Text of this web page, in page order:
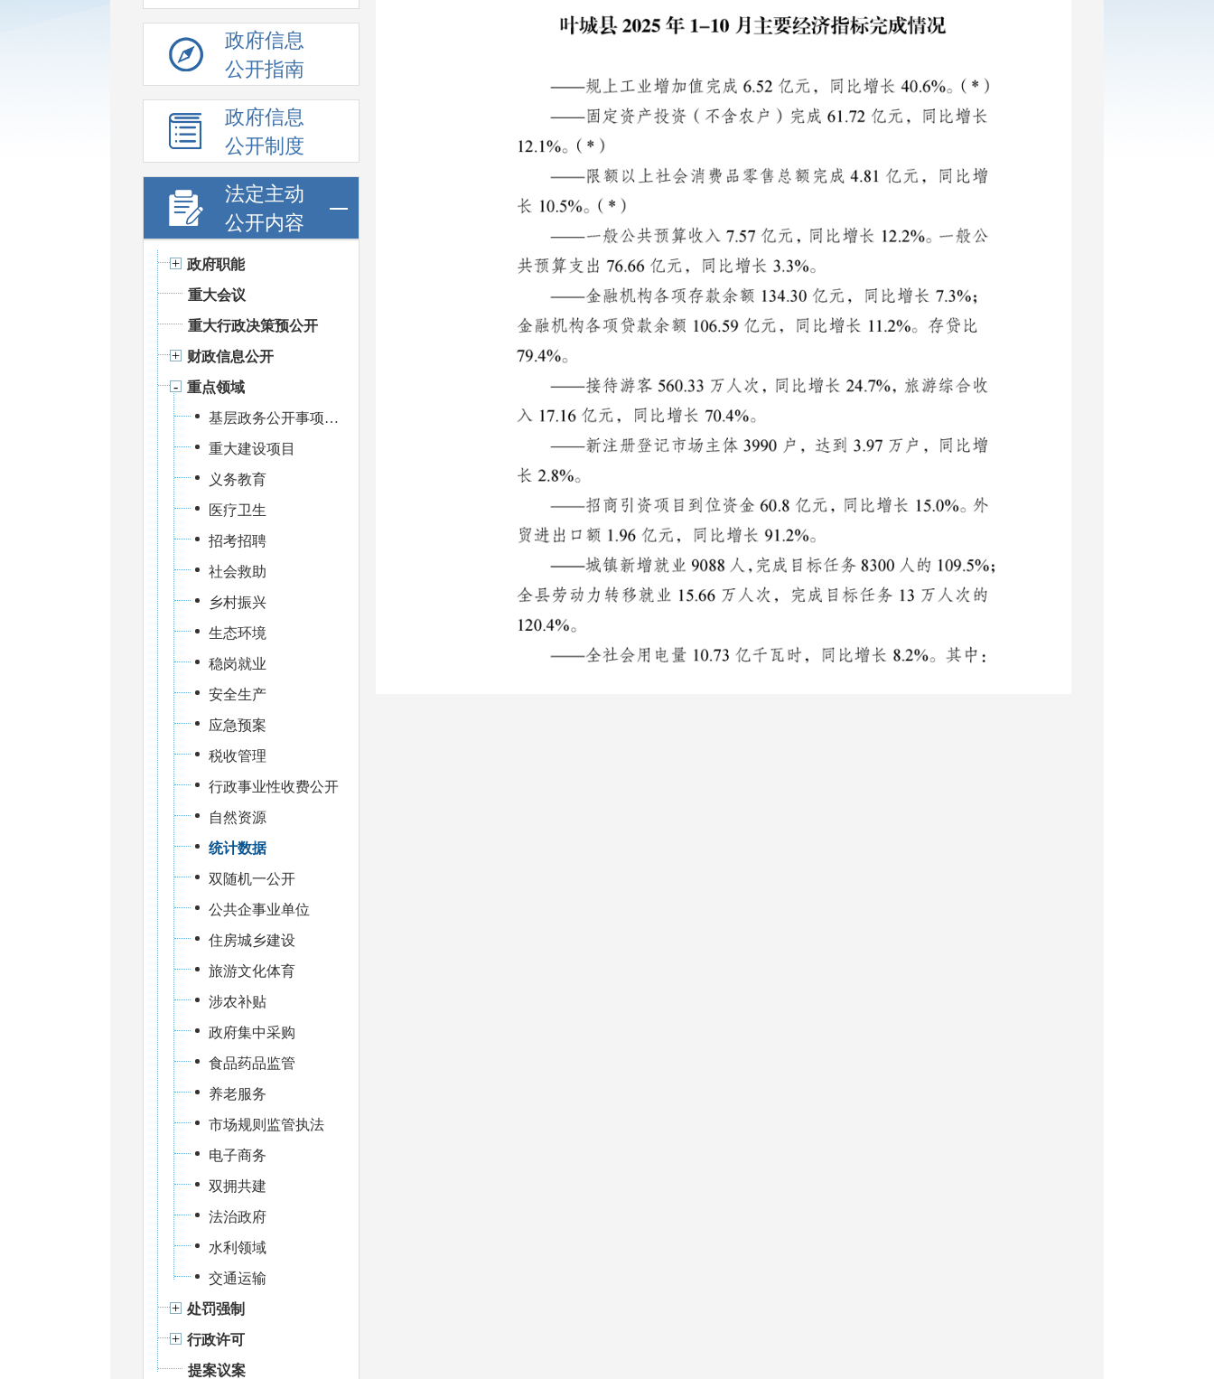
政府信息
公开指南
政府信息
公开制度
法定主动
公开内容
政府职能
重大会议
重大行政决策预公开
财政信息公开
重点领域
基层政务公开事项标准目录
重大建设项目
义务教育
医疗卫生
招考招聘
社会救助
乡村振兴
生态环境
稳岗就业
安全生产
应急预案
税收管理
行政事业性收费公开
自然资源
统计数据
双随机一公开
公共企事业单位
住房城乡建设
旅游文化体育
涉农补贴
政府集中采购
食品药品监管
养老服务
市场规则监管执法
电子商务
双拥共建
法治政府
水利领域
交通运输
处罚强制
行政许可
提案议案